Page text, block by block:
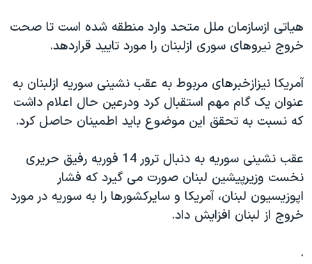
آرشیو پخش زنده
مجموعه مستندهای دادخواهی
تریبونال مردمی آبان ۹۸
دادگاه حمید نوری
چهل سال گروگان‌گیری
قانون شفافیت دارائی کادر رهبری ایران
اعتراضات مردمی آبان ۹۸
اسرائیل در جنگ
نرگس محمدی برنده جایزه نوبل صلح
هياتی ازسازمان ملل متحد وارد منطقه شده است تا صحت
خروج نيروهای سوری ازلبنان را مورد تاييد قراردهد.
آمريکا نيزازخبرهای مربوط به عقب نشينی سوريه ازلبنان به
عنوان يک گام مهم استقبال کرد ودرعين حال اعلام داشت
که نسبت به تحقق اين موضوع بايد اطمينان حاصل کرد.
عقب نشينی سوريه به دنبال ترور 14 فوريه رفيق حريری
نخست وزيرپيشين لبنان صورت می گيرد که فشار
اپوزيسيون لبنان، آمريکا و سايرکشورها را به سوريه در مورد
خروج از لبنان افزايش داد.
.